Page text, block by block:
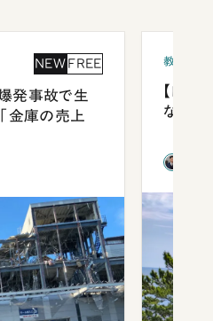
NEW FREE
爆発事故で生
「金庫の売上
教育
【四
ながら